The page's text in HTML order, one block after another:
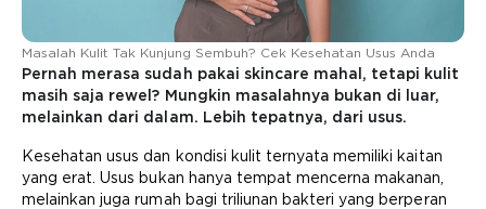
Masalah Kulit Tak Kunjung Sembuh? Cek Kesehatan Usus Anda
Pernah merasa sudah pakai skincare mahal, tetapi kulit
masih saja rewel? Mungkin masalahnya bukan di luar,
melainkan dari dalam. Lebih tepatnya, dari usus.
Kesehatan usus dan kondisi kulit ternyata memiliki kaitan
yang erat. Usus bukan hanya tempat mencerna makanan,
melainkan juga rumah bagi triliunan bakteri yang berperan